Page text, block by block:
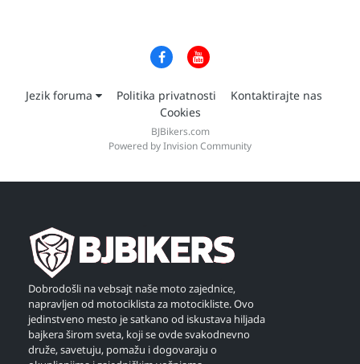
Jezik foruma Politika privatnosti
Kontaktirajte nas
Cookies
BJBikers.com
Powered by Invision Community
Dobrodošli na vebsajt naše moto zajednice,
napravljen od motociklista za motocikliste. Ovo
jedinstveno mesto je satkano od iskustava hiljada
bajkera širom sveta, koji se ovde svakodnevno
druže, savetuju, pomažu i dogovaraju o